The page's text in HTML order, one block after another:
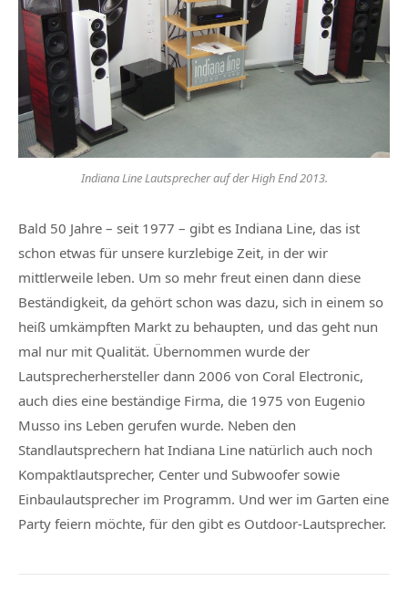
Indiana Line Lautsprecher auf der High End 2013.
Bald 50 Jahre – seit 1977 – gibt es Indiana Line, das ist
schon etwas für unsere kurzlebige Zeit, in der wir
mittlerweile leben. Um so mehr freut einen dann diese
Beständigkeit, da gehört schon was dazu, sich in einem so
heiß umkämpften Markt zu behaupten, und das geht nun
mal nur mit Qualität. Übernommen wurde der
Lautsprecherhersteller dann 2006 von Coral Electronic,
auch dies eine beständige Firma, die 1975 von Eugenio
Musso ins Leben gerufen wurde. Neben den
Standlautsprechern hat Indiana Line natürlich auch noch
Kompaktlautsprecher, Center und Subwoofer sowie
Einbaulautsprecher im Programm. Und wer im Garten eine
Party feiern möchte, für den gibt es Outdoor-Lautsprecher.